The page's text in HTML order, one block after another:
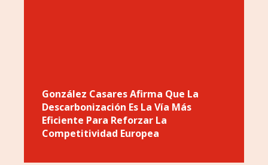
González Casares Afirma Que La
Descarbonización Es La Vía Más
Eficiente Para Reforzar La
Competitividad Europea